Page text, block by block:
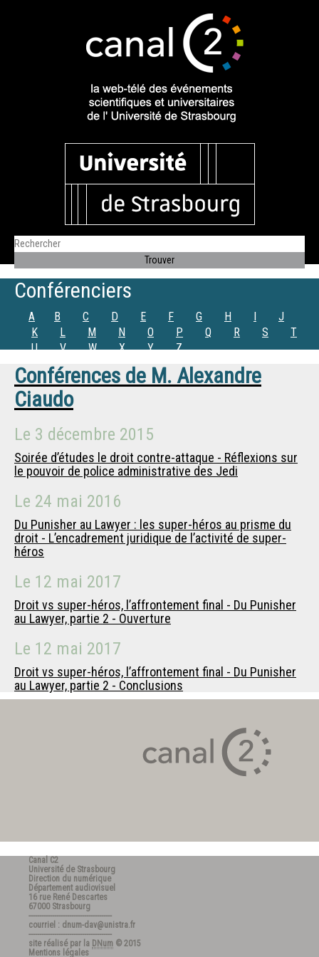
Conférenciers
A B C D E F G H I
J
K
L M N O P Q R S
T
U
V W X Y Z
Conférences de M. Alexandre
Ciaudo
Le 3 décembre 2015
Soirée d’études le droit contre-attaque - Réflexions sur
le pouvoir de police administrative des Jedi
Le 24 mai 2016
Du Punisher au Lawyer : les super-héros au prisme du
droit - L’encadrement juridique de l’activité de super-
héros
Le 12 mai 2017
Droit vs super-héros, l’affrontement final - Du Punisher
au Lawyer, partie 2 - Ouverture
Le 12 mai 2017
Droit vs super-héros, l’affrontement final - Du Punisher
au Lawyer, partie 2 - Conclusions
Canal C2
Université de Strasbourg
Direction du numérique
Département audiovisuel
16 rue René Descartes
67000 Strasbourg
---------------------------------------
courriel : dnum-dav@unistra.fr
---------------------------------------
site réalisé par la DNum © 2015
Mentions légales